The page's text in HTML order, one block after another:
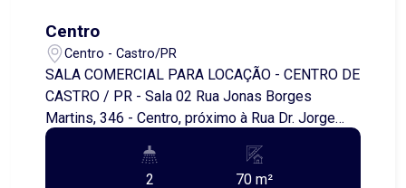
Centro
Centro - Castro/PR
SALA COMERCIAL PARA LOCAÇÃO - CENTRO DE
CASTRO / PR - Sala 02 Rua Jonas Borges
Martins, 346 - Centro, próximo à Rua Dr. Jorge
Xavier da Silva Excelente oportunidade para
instalar seu negócio em uma localização central e
de fácil acesso! Características do imóvel: - Sala
2 70 m²